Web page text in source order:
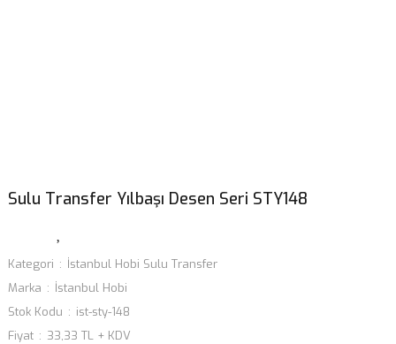
Sulu Transfer Yılbaşı Desen Seri STY148
Kategori
İstanbul Hobi Sulu Transfer
Marka
İstanbul Hobi
Stok Kodu
ist-sty-148
Fiyat
33,33 TL + KDV